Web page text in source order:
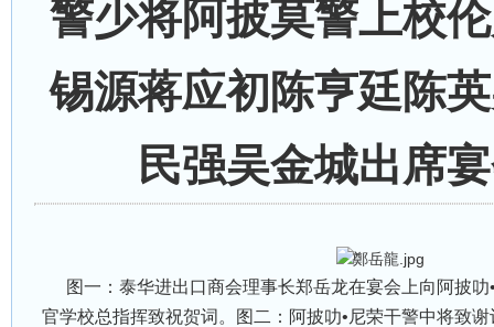
警少将阿披莫警上校
锡源蒋应初陈亨廷陈
民强吴金城出席
图一：泰华进出口商会理事长郑岳龙在宴会上向阿披叻
官学校总指挥致祝贺词。图二：阿披叻•尼荣干警中将致